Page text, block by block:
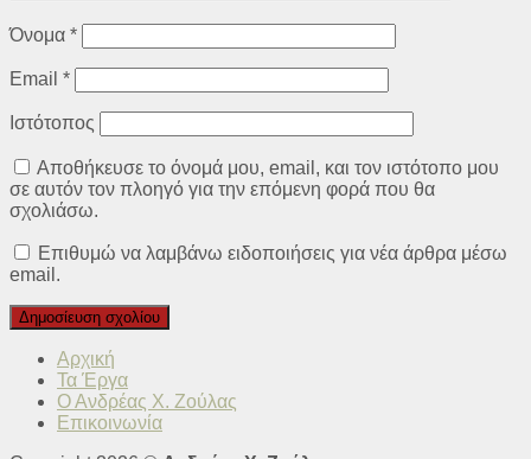
Όνομα *
Email *
Ιστότοπος
Αποθήκευσε το όνομά μου, email, και τον ιστότοπο μου
σε αυτόν τον πλοηγό για την επόμενη φορά που θα
σχολιάσω.
Επιθυμώ να λαμβάνω ειδοποιήσεις για νέα άρθρα μέσω
email.
Αρχική
Τα Έργα
Ο Ανδρέας Χ. Ζούλας
Επικοινωνία